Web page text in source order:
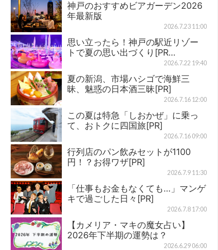
神戸のおすすめビアガーデン2026
年最新版
2026.7.23 11:00
思い立ったら！神戸の駅近リゾー
トで夏の思い出づくり[PR…
2026.7.22 19:40
夏の新潟、市場ハシゴで海鮮三
昧、魅惑の日本酒三昧[PR]
2026.7.16 12:00
この夏は特急「しおかぜ」に乗っ
て、おトクに四国旅[PR]
2026.7.16 09:00
行列店のパン飲みセットが1100
円！？お得ワザ[PR]
2026.7.9 11:30
「仕事もお金もなくても…」マンゲ
キで過ごした日々[PR]
2026.7.8 17:00
【カメリア・マキの魔女占い】
2026年下半期の運勢は？
2026.6.29 06:00